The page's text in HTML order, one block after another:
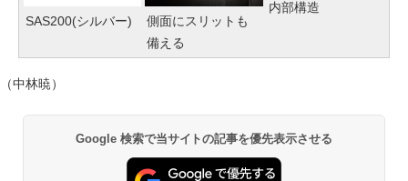
SAS200(シルバー)
側面にスリットも
備える
内部構造
（中林暁）
Google 検索で当サイトの記事を優先表示させる